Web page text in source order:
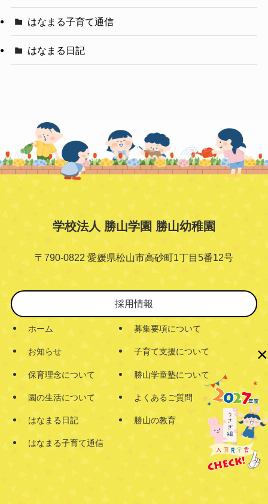
はなまる子育て通信
はなまる日記
学校法人 勝山学園 勝山幼稚園
〒790-0822 愛媛県松山市高砂町1丁目5番12号
採用情報
ホーム
お知らせ
保育理念について
園の生活について
はなまる日記
はなまる子育て通信
募集要項について
子育て支援について
勝山学童塾について
よくあるご質問
勝山の教育
×